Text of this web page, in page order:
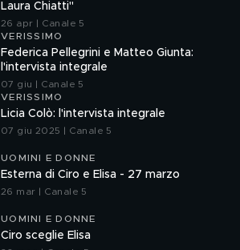
Laura Chiatti"
26 apr | Canale 5
VERISSIMO
Federica Pellegrini e Matteo Giunta:
l'intervista integrale
07 giu | Canale 5
VERISSIMO
Licia Colò: l'intervista integrale
07 giu 2025 | Canale 5
UOMINI E DONNE
Esterna di Ciro e Elisa - 27 marzo
26 mar | Canale 5
UOMINI E DONNE
Ciro sceglie Elisa